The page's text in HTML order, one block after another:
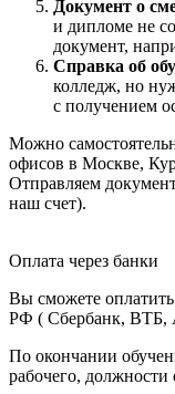
Документ о
и дипломе не
документ,
Справка об
колледж, но
с получением
Можно
офисов в Москве,
Отправляем
наш счет).
Оплата через банки
Вы сможете
РФ ( Сбербанк, ВТБ,
По окончании
рабочего, должности